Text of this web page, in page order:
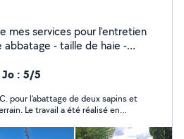
services pour l'entretien
Jo : 5/5
pour l’abattage de deux sapins et
Le travail a été réalisé en
ont été coupés proprement.